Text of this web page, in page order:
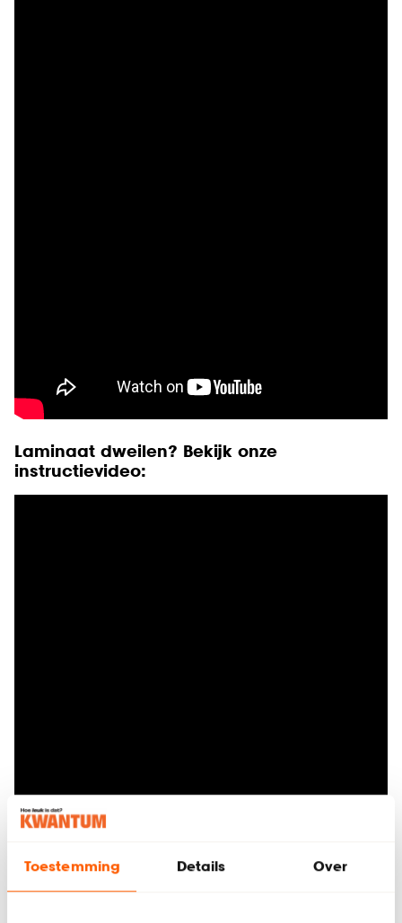
Toestemming Details Over
Laminaat dweilen? Bekijk onze
instructievideo: